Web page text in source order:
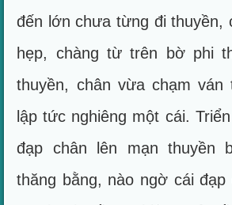
đến lớn chưa từng đi thuyền,
hẹp, chàng từ trên bờ phi
thuyền, chân vừa chạm ván
lập tức nghiêng một cái.
đạp chân lên mạn thuyền
thăng bằng, nào ngờ cái đạp